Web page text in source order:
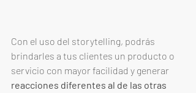
Con el uso del storytelling, podrás
brindarles a tus clientes un producto o
servicio con mayor facilidad y generar
reacciones diferentes al de las otras